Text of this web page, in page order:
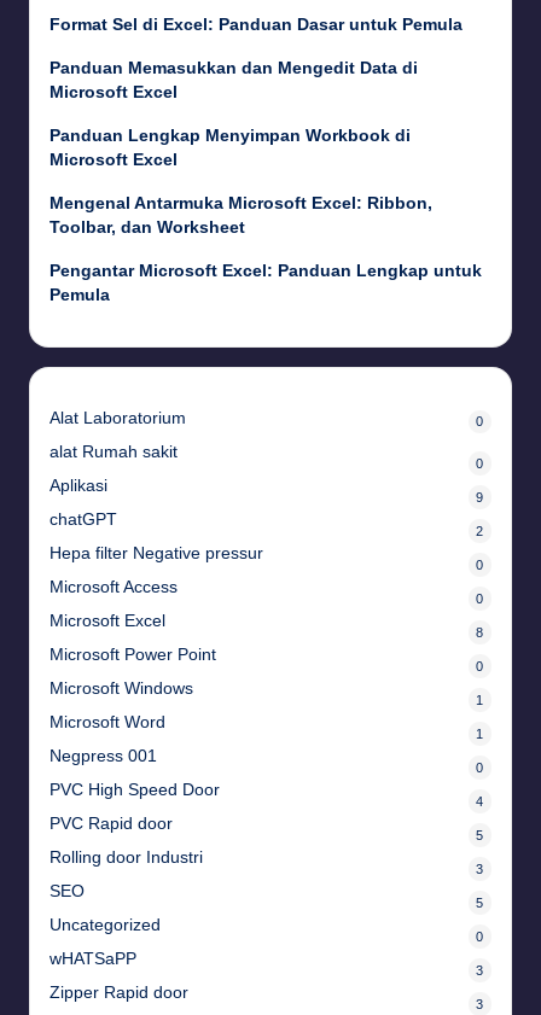
Format Sel di Excel: Panduan Dasar untuk Pemula
Panduan Memasukkan dan Mengedit Data di
Microsoft Excel
Panduan Lengkap Menyimpan Workbook di
Microsoft Excel
Mengenal Antarmuka Microsoft Excel: Ribbon,
Toolbar, dan Worksheet
Pengantar Microsoft Excel: Panduan Lengkap untuk
Pemula
Alat Laboratorium 0
alat Rumah sakit
0
Aplikasi
9
chatGPT
2
Hepa filter Negative pressur
0
Microsoft Access
0
Microsoft Excel
8
Microsoft Power Point
0
Microsoft Windows
1
Microsoft Word
1
Negpress 001
0
PVC High Speed Door
4
PVC Rapid door
5
Rolling door Industri
3
SEO
5
Uncategorized
0
wHATSaPP
3
Zipper Rapid door
3